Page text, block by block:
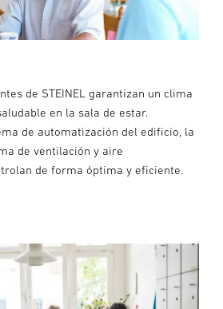
de STEINEL garantizan un clima
en la sala de estar.
de automatización del edificio, la
de ventilación y aire
de forma óptima y eficiente.